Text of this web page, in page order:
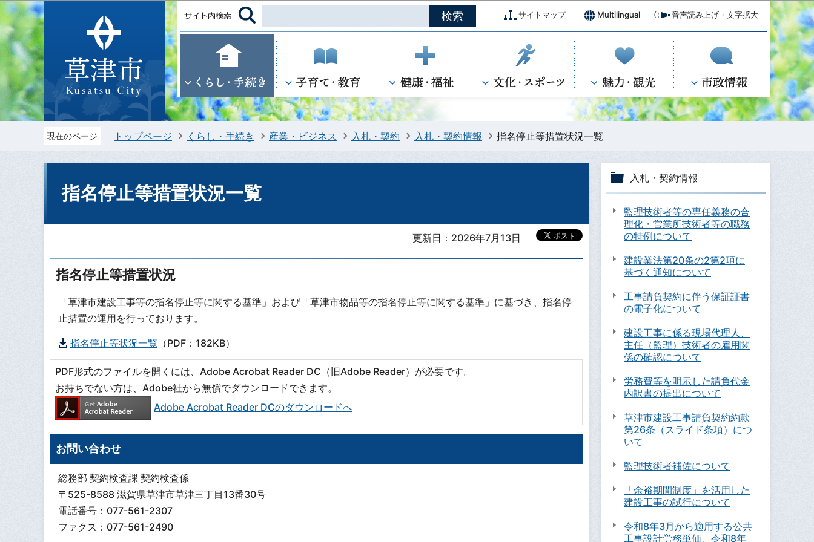
このページの本文へ移動
サイトマップ Multilingual 音声読み上げ・文字拡大
現在のページ トップページ くらし・手続き 産業・ビジネス 入札・契約 入札・契約情報 指名停止等措置状況一覧
指名停止等措置状況一覧
更新日：2026年7月13日
指名停止等措置状況
「草津市建設工事等の指名停止等に関する基準」および「草津市物品等の指名停止等に関する基準」に基づき、指名停
止措置の運用を行っております。
指名停止等状況一覧 （PDF：182KB）
PDF形式のファイルを開くには、Adobe Acrobat Reader DC（旧Adobe Reader）が必要です。
お持ちでない方は、Adobe社から無償でダウンロードできます。
Adobe Acrobat Reader DCのダウンロードへ
お問い合わせ
総務部 契約検査課 契約検査係
〒525-8588 滋賀県草津市草津三丁目13番30号
電話番号：077-561-2307
ファクス：077-561-2490
入札・契約情報
監理技術者等の専任義務の合
理化・営業所技術者等の職務
の特例について
建設業法第20条の2第2項に
基づく通知について
工事請負契約に伴う保証証書
の電子化について
建設工事に係る現場代理人、
主任（監理）技術者の雇用関
係の確認について
労務費等を明示した請負代金
内訳書の提出について
草津市建設工事請負契約約款
第26条（スライド条項）につ
いて
監理技術者補佐について
「余裕期間制度」を活用した
建設工事の試行について
令和8年3月から適用する公共
工事設計労務単価、令和8年